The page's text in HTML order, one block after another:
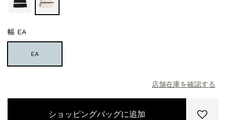
幅 EA
EA
店舗在庫を確認する
ショッピングバッグに追加